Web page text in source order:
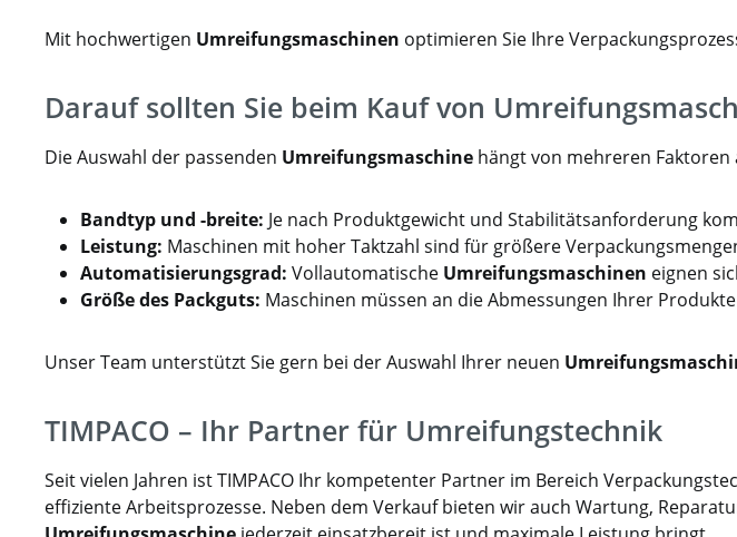
Mit hochwertigen Umreifungsmaschinen optimieren Sie Ihre
Darauf sollten Sie beim Kauf von
Die Auswahl der passenden Umreifungsmaschine hängt von mehreren Faktoren
Bandtyp und -breite: Je nach Produktgewicht und Stabilitätsanforderung
Leistung: Maschinen mit hoher Taktzahl sind für größere
Automatisierungsgrad: Vollautomatische Umreifungsmaschinen eignen
Größe des Packguts: Maschinen müssen an die Abmessungen Ihrer
Unser Team unterstützt Sie gern bei der Auswahl Ihrer neuen
TIMPACO – Ihr Partner für Umreifungstechnik
Seit vielen Jahren ist TIMPACO Ihr kompetenter Partner im Bereich
effiziente Arbeitsprozesse. Neben dem Verkauf bieten wir auch Wartung,